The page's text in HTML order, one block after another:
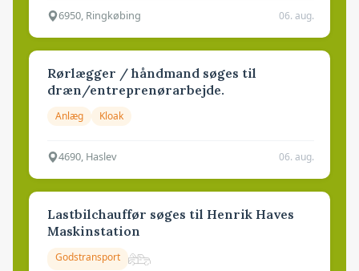
6950, Ringkøbing 06. aug.
Rørlægger / håndmand søges til
dræn/entreprenørarbejde.
Anlæg Kloak
4690, Haslev 06. aug.
Lastbilchauffør søges til Henrik Haves
Maskinstation
Godstransport